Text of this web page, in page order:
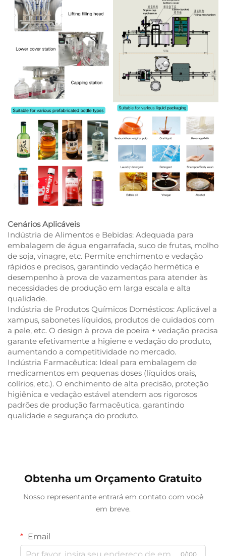
Cenários Aplicáveis
Indústria de Alimentos e Bebidas: Adequada para
embalagem de água engarrafada, suco de frutas, molho
de soja, vinagre, etc. Permite enchimento e vedação
rápidos e precisos, garantindo vedação hermética e
desempenho à prova de vazamentos para atender às
necessidades de produção em larga escala e alta
qualidade.
Indústria de Produtos Químicos Domésticos: Aplicável a
xampus, sabonetes líquidos, produtos de cuidados com
a pele, etc. O design à prova de poeira + vedação precisa
garante efetivamente a higiene e vedação do produto,
aumentando a competitividade no mercado.
Indústria Farmacêutica: Ideal para embalagem de
medicamentos em pequenas doses (líquidos orais,
colírios, etc.). O enchimento de alta precisão, proteção
higiênica e vedação estável atendem aos rigorosos
padrões de produção farmacêutica, garantindo
qualidade e segurança do produto.
Obtenha um Orçamento Gratuito
Nosso representante entrará em contato com você
em breve.
Email
0/100